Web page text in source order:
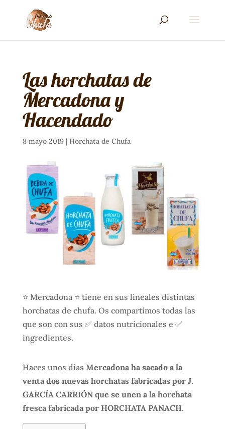
Las horchatas de
Mercadona y
Hacendado
8 mayo 2019| Horchata de Chufa
⭐ Mercadona ⭐ tiene en sus lineales distintas
horchatas de chufa. Os compartimos todas las
que son con sus ✅ datos nutricionales e ✅
ingredientes.
Haces unos días Mercadona ha sacado a la
venta dos nuevas horchatas fabricadas por J.
GARCÍA CARRIÓN que se unen a la horchata
fresca fabricada por HORCHATA PANACH.